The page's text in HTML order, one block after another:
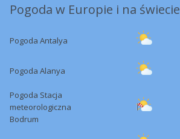
Pogoda w Europie i na świecie
Pogoda Antalya
Pogoda Alanya
Pogoda Stacja
meteorologiczna
Bodrum